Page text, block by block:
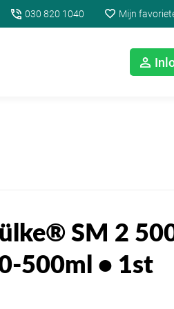
030 820 1040 Mijn
SM 2
500ml • 1st